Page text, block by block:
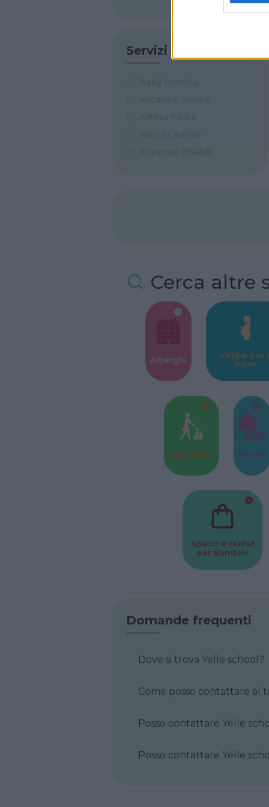
Servizi
Cerca altre
Alberghi
Valigie per il
Parto
Baby Sitter Parchi
Spacci e Outlet
per Bambini
Domande frequenti
Dove si trova Yelle school?
Posso contattare
Posso